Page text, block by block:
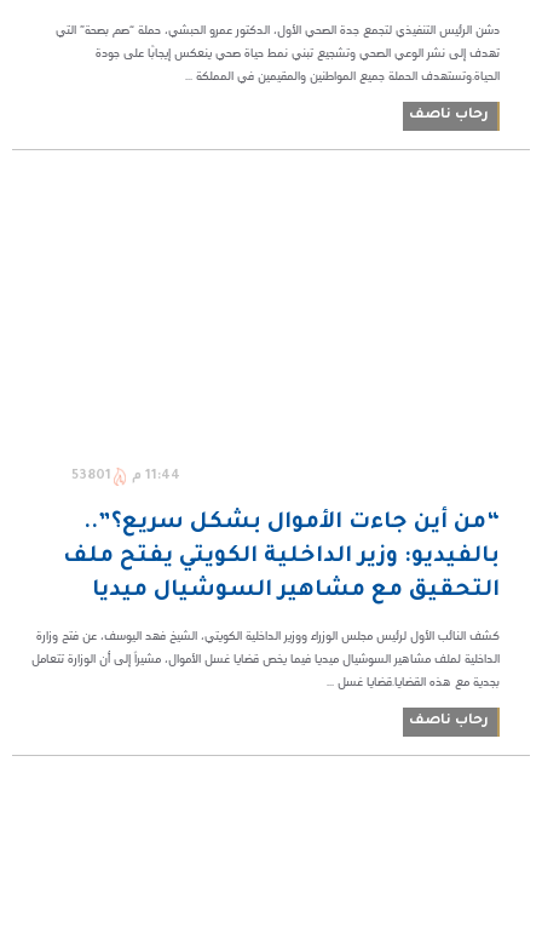
دشن الرئيس التنفيذي لتجمع جدة الصحي الأول، الدكتور عمرو الحبشي، حملة “صم بصحة” التي
تهدف إلى نشر الوعي الصحي وتشجيع تبني نمط حياة صحي ينعكس إيجابًا على جودة
الحياة.وتستهدف الحملة جميع المواطنين والمقيمين في المملكة ...
رحاب ناصف
11:44 م 53801
“من أين جاءت الأموال بشكل سريع؟”..
بالفيديو: وزير الداخلية الكويتي يفتح ملف
التحقيق مع مشاهير السوشيال ميديا
كشف النائب الأول لرئيس مجلس الوزراء ووزير الداخلية الكويتي، الشيخ فهد اليوسف، عن فتح وزارة
الداخلية لملف مشاهير السوشيال ميديا فيما يخص قضايا غسل الأموال، مشيراً إلى أن الوزارة تتعامل
بجدية مع هذه القضايا.قضايا غسل ...
رحاب ناصف